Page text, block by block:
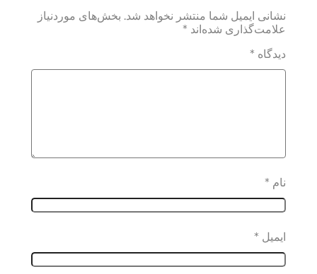
نشانی ایمیل شما منتشر نخواهد شد. بخش‌های موردنیاز
علامت‌گذاری شده‌اند *
دیدگاه *
نام *
ایمیل *